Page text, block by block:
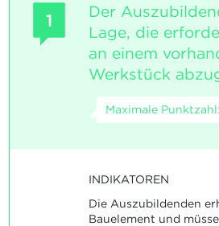
1
Der
Lage, die
an einem
Werkstück
Maximale
INDIKATOREN
Die Auszubildenden
Bauelement und